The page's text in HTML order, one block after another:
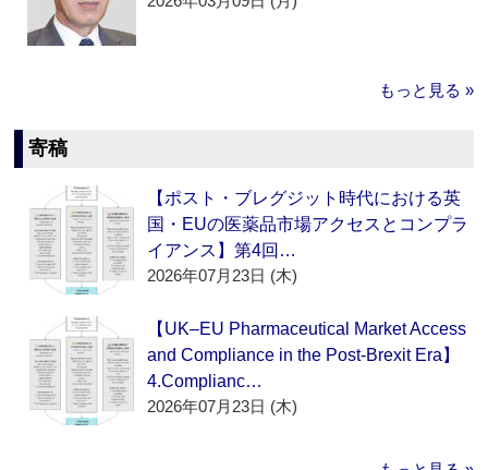
もっと見る »
寄稿
【ポスト・ブレグジット時代における英
国・EUの医薬品市場アクセスとコンプラ
イアンス】第4回…
2026年07月23日 (木)
【UK–EU Pharmaceutical Market Access
and Compliance in the Post-Brexit Era】
4.Complianc…
2026年07月23日 (木)